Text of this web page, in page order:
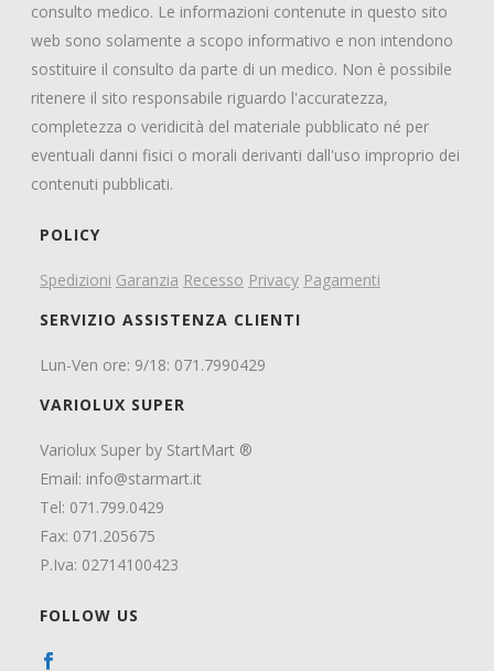
consulto medico. Le informazioni contenute in questo sito
web sono solamente a scopo informativo e non intendono
sostituire il consulto da parte di un medico. Non è possibile
ritenere il sito responsabile riguardo l'accuratezza,
completezza o veridicità del materiale pubblicato né per
eventuali danni fisici o morali derivanti dall'uso improprio dei
contenuti pubblicati.
POLICY
Spedizioni Garanzia Recesso Privacy Pagamenti
SERVIZIO ASSISTENZA CLIENTI
Lun-Ven ore: 9/18: 071.7990429
VARIOLUX SUPER
Variolux Super by StartMart ®
Email: info@starmart.it
Tel: 071.799.0429
Fax: 071.205675
P.Iva: 02714100423
FOLLOW US